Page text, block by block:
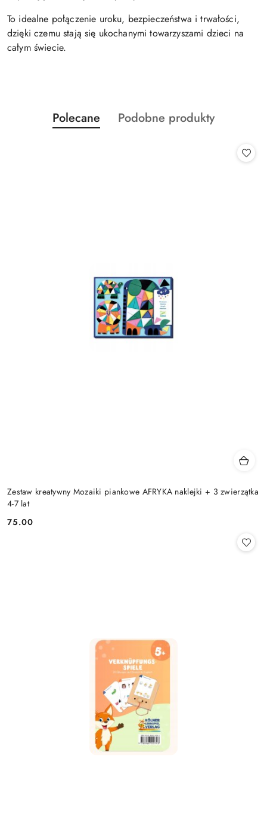
To idealne połączenie uroku, bezpieczeństwa i trwałości,
dzięki czemu stają się ukochanymi towarzyszami dzieci na
całym świecie.
Pomiń karuzelę produktów
Produkty
o
Polecane
Produkty
Podobne produkty
Zestaw kreatywny Mozaiki piankowe AFRYKA naklejki + 3 zwierzątka
4-7 lat
Cena:
75.00